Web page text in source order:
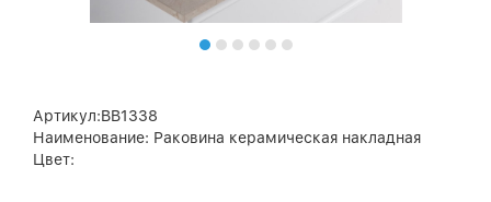
Артикул:BB1338
Наименование: Раковина керамическая накладная
Цвет: